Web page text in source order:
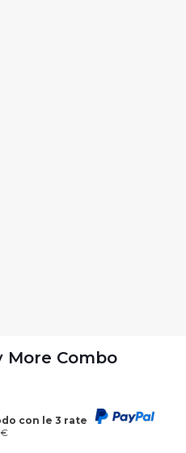
More Combo
con le 3 rate
€